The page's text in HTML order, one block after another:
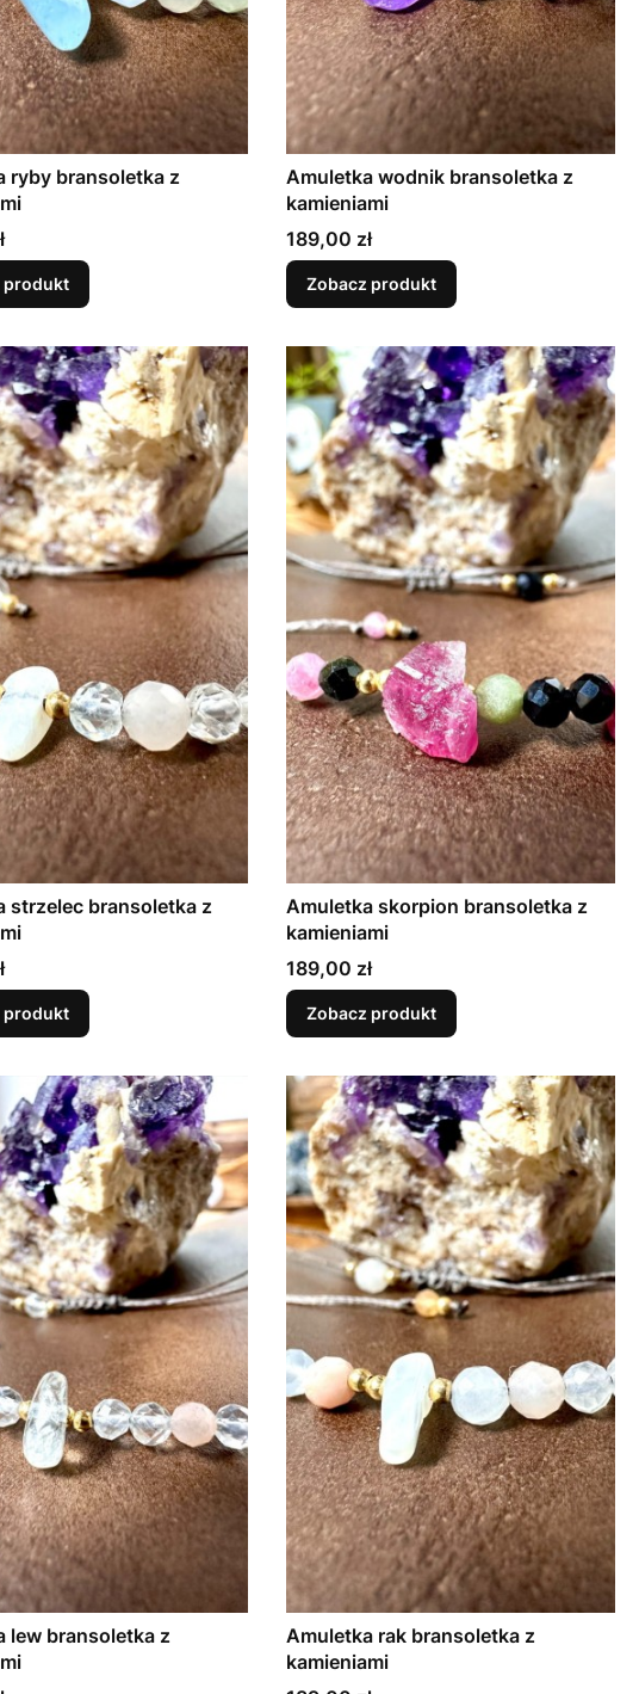
ryby bransoletka z
produkt
Amuletka wodnik bransoletka z
kamieniami
Cena
189,00 zł
Zobacz produkt
strzelec bransoletka z
produkt
Amuletka skorpion bransoletka z
kamieniami
Cena
189,00 zł
Zobacz produkt
lew bransoletka z
Amuletka rak bransoletka z
kamieniami